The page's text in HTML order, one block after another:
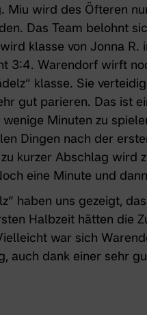
Miu wird des Öfteren
Das Team belohnt
klasse von Jonna R.
3:4. Warendorf wirft
klasse. Sie
gut parieren. Das ist
Minuten zu
Dingen nach der
kurzer Abschlag wird
eine Minute und
haben uns gezeigt,
Halbzeit hätten die
war sich
auch dank einer sehr